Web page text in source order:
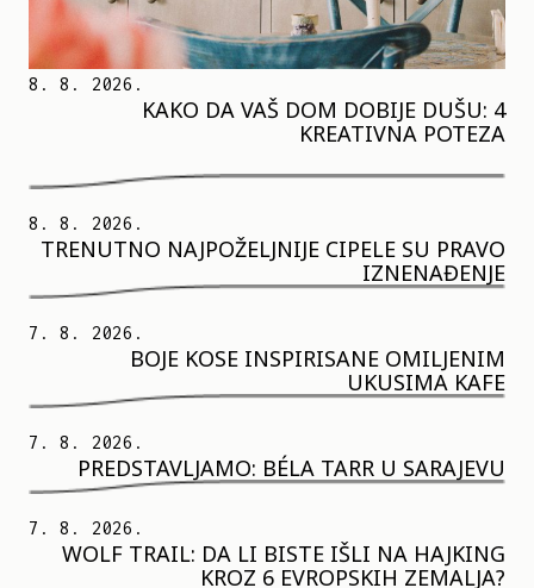
8. 8. 2026.
KAKO DA VAŠ DOM DOBIJE DUŠU: 4
KREATIVNA POTEZA
8. 8. 2026.
TRENUTNO NAJPOŽELJNIJE CIPELE SU PRAVO
IZNENAĐENJE
7. 8. 2026.
BOJE KOSE INSPIRISANE OMILJENIM
UKUSIMA KAFE
7. 8. 2026.
PREDSTAVLJAMO: BÉLA TARR U SARAJEVU
7. 8. 2026.
WOLF TRAIL: DA LI BISTE IŠLI NA HAJKING
KROZ 6 EVROPSKIH ZEMALJA?